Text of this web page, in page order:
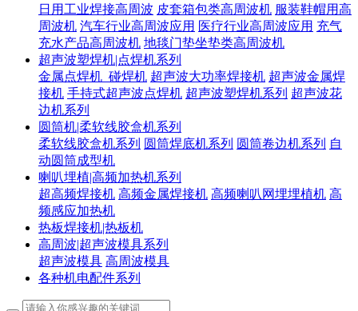
日用工业焊接高周波 皮套箱包类高周波机 服装鞋帽用高
周波机 汽车行业高周波应用 医疗行业高周波应用 充气
充水产品高周波机 地毯门垫坐垫类高周波机
超声波塑焊机|点焊机系列
金属点焊机_碰焊机 超声波大功率焊接机 超声波金属焊
接机 手持式超声波点焊机 超声波塑焊机系列 超声波花
边机系列
圆筒机|柔软线胶盒机系列
柔软线胶盒机系列 圆筒焊底机系列 圆筒卷边机系列 自
动圆筒成型机
喇叭埋植|高频加热机系列
超高频焊接机 高频金属焊接机 高频喇叭网埋埋植机 高
频感应加热机
热板焊接机|热板机
高周波|超声波模具系列
超声波模具 高周波模具
各种机电配件系列